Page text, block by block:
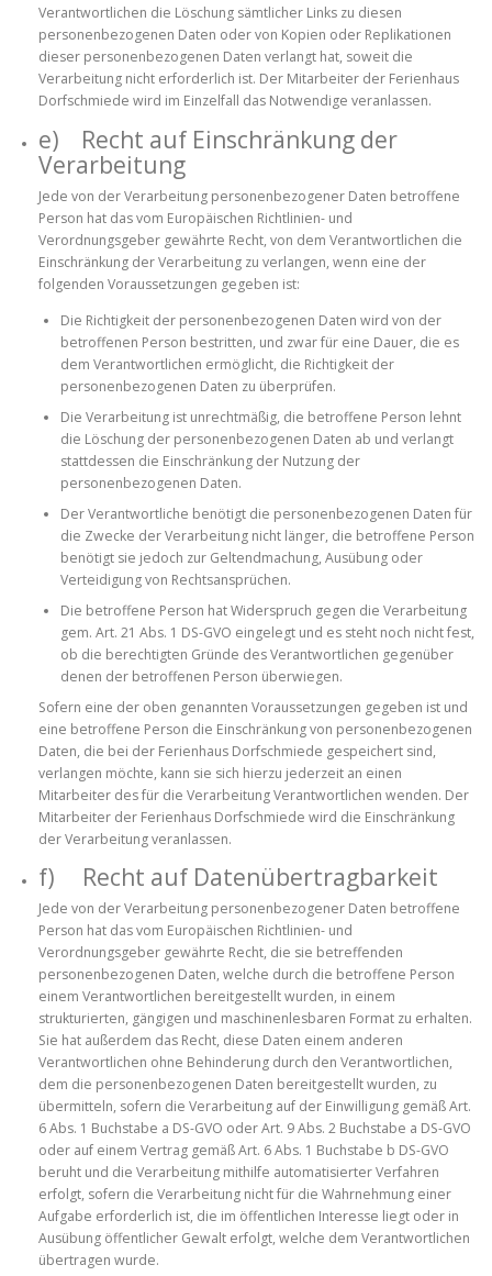
Verantwortlichen die Löschung sämtlicher Links zu diesen
personenbezogenen Daten oder von Kopien oder Replikationen
dieser personenbezogenen Daten verlangt hat, soweit die
Verarbeitung nicht erforderlich ist. Der Mitarbeiter der Ferienhaus
Dorfschmiede wird im Einzelfall das Notwendige veranlassen.
e) Recht auf Einschränkung der
Verarbeitung
Jede von der Verarbeitung personenbezogener Daten betroffene
Person hat das vom Europäischen Richtlinien- und
Verordnungsgeber gewährte Recht, von dem Verantwortlichen die
Einschränkung der Verarbeitung zu verlangen, wenn eine der
folgenden Voraussetzungen gegeben ist:
Die Richtigkeit der personenbezogenen Daten wird von der
betroffenen Person bestritten, und zwar für eine Dauer, die es
dem Verantwortlichen ermöglicht, die Richtigkeit der
personenbezogenen Daten zu überprüfen.
Die Verarbeitung ist unrechtmäßig, die betroffene Person lehnt
die Löschung der personenbezogenen Daten ab und verlangt
stattdessen die Einschränkung der Nutzung der
personenbezogenen Daten.
Der Verantwortliche benötigt die personenbezogenen Daten für
die Zwecke der Verarbeitung nicht länger, die betroffene Person
benötigt sie jedoch zur Geltendmachung, Ausübung oder
Verteidigung von Rechtsansprüchen.
Die betroffene Person hat Widerspruch gegen die Verarbeitung
gem. Art. 21 Abs. 1 DS-GVO eingelegt und es steht noch nicht fest,
ob die berechtigten Gründe des Verantwortlichen gegenüber
denen der betroffenen Person überwiegen.
Sofern eine der oben genannten Voraussetzungen gegeben ist und
eine betroffene Person die Einschränkung von personenbezogenen
Daten, die bei der Ferienhaus Dorfschmiede gespeichert sind,
verlangen möchte, kann sie sich hierzu jederzeit an einen
Mitarbeiter des für die Verarbeitung Verantwortlichen wenden. Der
Mitarbeiter der Ferienhaus Dorfschmiede wird die Einschränkung
der Verarbeitung veranlassen.
f) Recht auf Datenübertragbarkeit
Jede von der Verarbeitung personenbezogener Daten betroffene
Person hat das vom Europäischen Richtlinien- und
Verordnungsgeber gewährte Recht, die sie betreffenden
personenbezogenen Daten, welche durch die betroffene Person
einem Verantwortlichen bereitgestellt wurden, in einem
strukturierten, gängigen und maschinenlesbaren Format zu erhalten.
Sie hat außerdem das Recht, diese Daten einem anderen
Verantwortlichen ohne Behinderung durch den Verantwortlichen,
dem die personenbezogenen Daten bereitgestellt wurden, zu
übermitteln, sofern die Verarbeitung auf der Einwilligung gemäß Art.
6 Abs. 1 Buchstabe a DS-GVO oder Art. 9 Abs. 2 Buchstabe a DS-GVO
oder auf einem Vertrag gemäß Art. 6 Abs. 1 Buchstabe b DS-GVO
beruht und die Verarbeitung mithilfe automatisierter Verfahren
erfolgt, sofern die Verarbeitung nicht für die Wahrnehmung einer
Aufgabe erforderlich ist, die im öffentlichen Interesse liegt oder in
Ausübung öffentlicher Gewalt erfolgt, welche dem Verantwortlichen
übertragen wurde.